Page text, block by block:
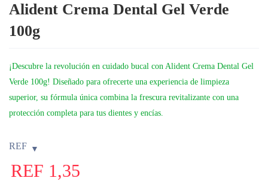
Alident Crema Dental Gel Verde
100g
¡Descubre la revolución en cuidado bucal con Alident Crema Dental Gel
Verde 100g! Diseñado para ofrecerte una experiencia de limpieza
superior, su fórmula única combina la frescura revitalizante con una
protección completa para tus dientes y encías.
REF
REF 1,35